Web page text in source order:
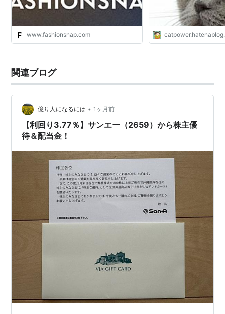
www.fashionsnap.com
関連ブログ
億り人になるには • 1ヶ月前
【利回り3.77％】サンエー（2659）から株主優
待＆配当金！